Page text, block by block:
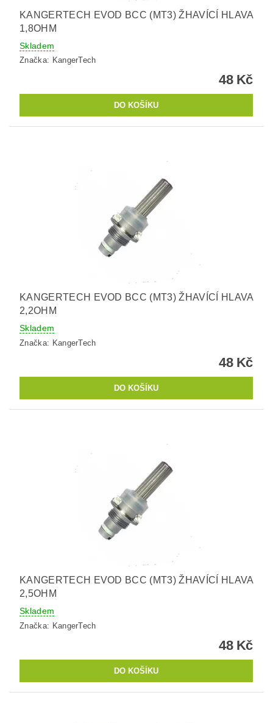
KANGERTECH EVOD BCC (MT3) ŽHAVÍCÍ HLAVA
1,8OHM
Skladem
Značka: KangerTech
48 Kč
KANGERTECH EVOD BCC (MT3) ŽHAVÍCÍ HLAVA
2,2OHM
Skladem
Značka: KangerTech
48 Kč
KANGERTECH EVOD BCC (MT3) ŽHAVÍCÍ HLAVA
2,5OHM
Skladem
Značka: KangerTech
48 Kč